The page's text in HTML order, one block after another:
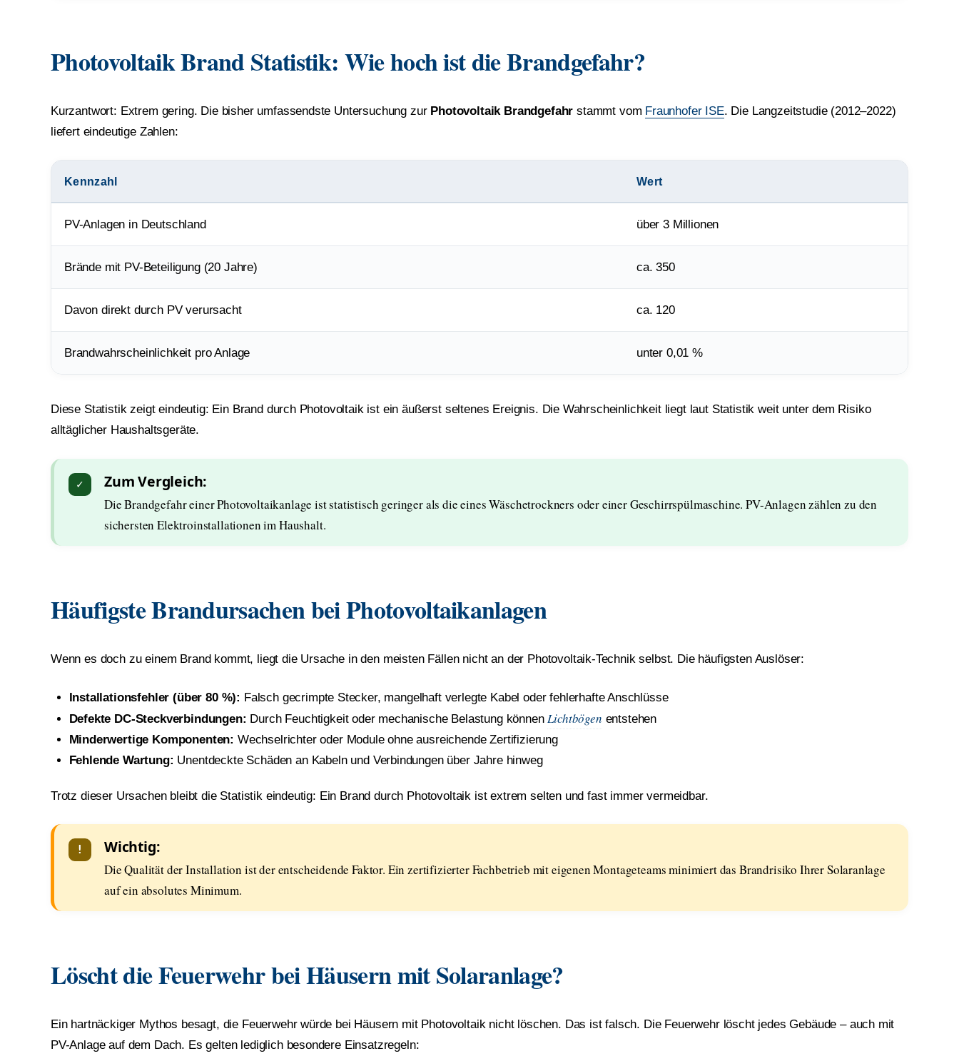
Photovoltaik Brand Statistik: Wie hoch ist die Brandgefahr?
Kurzantwort: Extrem gering. Die bisher umfassendste Untersuchung zur Photovoltaik Brandgefahr stammt vom Fraunhofer ISE. Die Langzeitstudie (2012–2022)
liefert eindeutige Zahlen:
Kennzahl Wert
PV-Anlagen in Deutschland über 3 Millionen
Brände mit PV-Beteiligung (20 Jahre) ca. 350
Davon direkt durch PV verursacht ca. 120
Brandwahrscheinlichkeit pro Anlage unter 0,01 %
Diese Statistik zeigt eindeutig: Ein Brand durch Photovoltaik ist ein äußerst seltenes Ereignis. Die Wahrscheinlichkeit liegt laut Statistik weit unter dem Risiko
alltäglicher Haushaltsgeräte.
Zum Vergleich:
Die Brandgefahr einer Photovoltaikanlage ist statistisch geringer als die eines Wäschetrockners oder einer Geschirrspülmaschine. PV-Anlagen zählen zu den
sichersten Elektroinstallationen im Haushalt.
Häufigste Brandursachen bei Photovoltaikanlagen
Wenn es doch zu einem Brand kommt, liegt die Ursache in den meisten Fällen nicht an der Photovoltaik-Technik selbst. Die häufigsten Auslöser:
Installationsfehler (über 80 %): Falsch gecrimpte Stecker, mangelhaft verlegte Kabel oder fehlerhafte Anschlüsse
Defekte DC-Steckverbindungen: Durch Feuchtigkeit oder mechanische Belastung könnenLichtbögen entstehen
Minderwertige Komponenten: Wechselrichter oder Module ohne ausreichende Zertifizierung
Fehlende Wartung: Unentdeckte Schäden an Kabeln und Verbindungen über Jahre hinweg
Trotz dieser Ursachen bleibt die Statistik eindeutig: Ein Brand durch Photovoltaik ist extrem selten und fast immer vermeidbar.
Wichtig:
Die Qualität der Installation ist der entscheidende Faktor. Ein zertifizierter Fachbetrieb mit eigenen Montageteams minimiert das Brandrisiko Ihrer Solaranlage
auf ein absolutes Minimum.
Löscht die Feuerwehr bei Häusern mit Solaranlage?
Ein hartnäckiger Mythos besagt, die Feuerwehr würde bei Häusern mit Photovoltaik nicht löschen. Das ist falsch. Die Feuerwehr löscht jedes Gebäude – auch mit
PV-Anlage auf dem Dach. Es gelten lediglich besondere Einsatzregeln: